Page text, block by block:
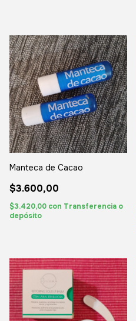
Manteca de Cacao
$3.600,00
$3.420,00 con Transferencia o
depósito